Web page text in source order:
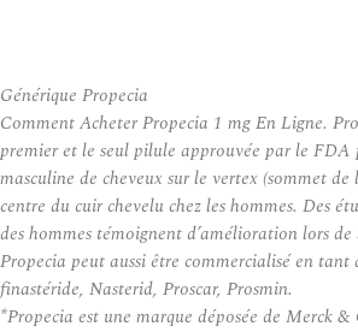
Générique Propecia
Comment Acheter Propecia 1 mg En Ligne.
premier et le seul pilule approuvée par le
masculine de cheveux sur le vertex (sommet
centre du cuir chevelu chez les hommes. Des
des hommes témoignent d’amélioration lors
Propecia peut aussi être commercialisé en
finastéride, Nasterid, Proscar, Prosmin.
*Propecia est une marque déposée de Merck &